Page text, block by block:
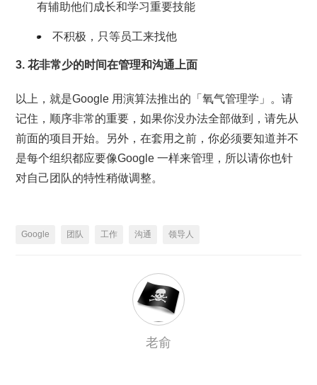
有辅助他们成长和学习重要技能
不积极，只等员工来找他
3. 花非常少的时间在管理和沟通上面
以上，就是Google 用演算法推出的「氧气管理学」。请
记住，顺序非常的重要，如果你没办法全部做到，请先从
前面的项目开始。另外，在套用之前，你必须要知道并不
是每个组织都应要像Google 一样来管理，所以请你也针
对自己团队的特性稍做调整。
Google 团队 工作 沟通 领导人
老俞